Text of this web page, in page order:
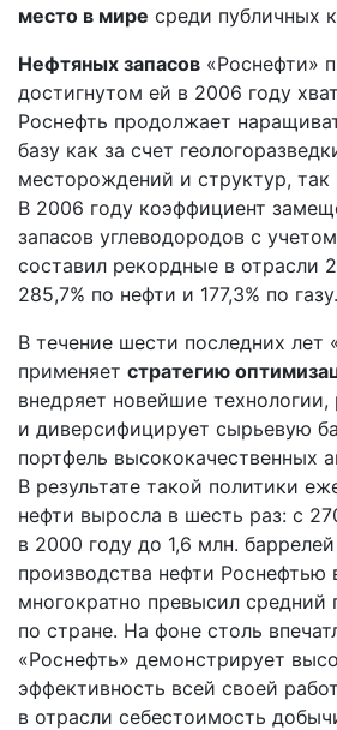
место в мире среди публичных
Нефтяных запасов «Роснефти»
достигнутом ей в 2006 году
Роснефть продолжает
базу как за счет
месторождений и структур, так
В 2006 году коэффициент
запасов углеводородов с
составил рекордные в отрасли
285,7% по нефти и 177,3% по газу.
В течение шести последних лет
применяет стратегию
внедряет новейшие технологии,
и диверсифицирует сырьевую
портфель высококачественных
В результате такой политики
нефти выросла в шесть раз: с
в 2000 году до 1,6 млн.
производства нефти Роснефтью
многократно превысил средний
по стране. На фоне столь
«Роснефть» демонстрирует
эффективность всей своей
в отрасли себестоимость